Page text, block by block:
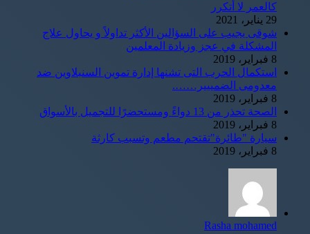
كالعمر لا أتكرر
29 يناير، 2021
شوقى يجيب على السؤالين الأكثر تداولاً و يحاول علاج
المشكلة في عجز وزيادة المعلمين
8 فبراير، 2019
استكمال الحرب التى تشنها إدارة تموين السنبلاوين ضد
معدومى الضمييير…….
8 فبراير، 2019
الصحة تحذر من 13 دواءً ومستحضرًا للتجميل بالأسواق
8 فبراير، 2019
سيارة "طائرة"تقتحم مطعم وتسبب كارثة
8 فبراير، 2019
Rasha mohamed